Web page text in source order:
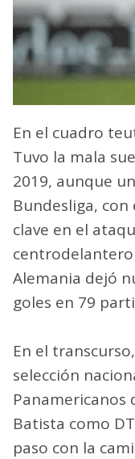
En el cuadro
Tuvo la mala
2019, aunque
Bundesliga,
clave en el
centrodelantero
Alemania dejó
goles en 79
En el
selección
Panamericanos
Batista como
paso con la